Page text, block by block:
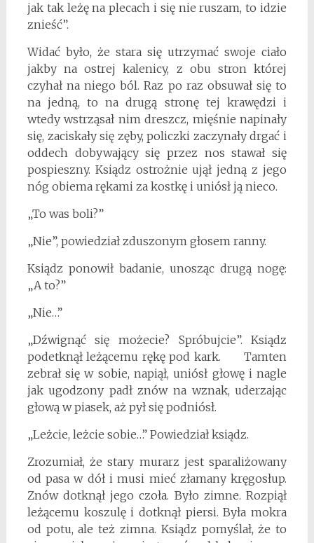
jak tak leżę na plecach i się nie ruszam, to idzie
znieść”.
Widać było, że stara się utrzymać swoje ciało
jakby na ostrej kalenicy, z obu stron której
czyhał na niego ból. Raz po raz obsuwał się to
na jedną, to na drugą stronę tej krawędzi i
wtedy wstrząsał nim dreszcz, mięśnie napinały
się, zaciskały się zęby, policzki zaczynały drgać i
oddech dobywający się przez nos stawał się
pospieszny. Ksiądz ostrożnie ujął jedną z jego
nóg obiema rękami za kostkę i uniósł ją nieco.
„To was boli?”
„Nie”, powiedział zduszonym głosem ranny.
Ksiądz ponowił badanie, unosząc drugą nogę:
„A to?”
„Nie…”
„Dźwignąć się możecie? Spróbujcie”. Ksiądz
podetknął leżącemu rękę pod kark. Tamten
zebrał się w sobie, napiął, uniósł głowę i nagle
jak ugodzony padł znów na wznak, uderzając
głową w piasek, aż pył się podniósł.
„Leżcie, leżcie sobie…” Powiedział ksiądz.
Zrozumiał, że stary murarz jest sparaliżowany
od pasa w dół i musi mieć złamany kręgosłup.
Znów dotknął jego czoła. Było zimne. Rozpiął
leżącemu koszulę i dotknął piersi. Była mokra
od potu, ale też zimna. Ksiądz pomyślał, że to